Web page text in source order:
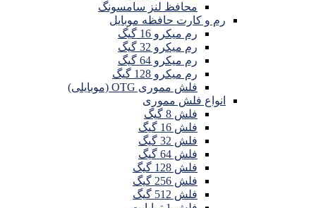
محافظ لنز سامسونگ
رم و کارت حافظه موبایل
رم میکرو 16 گیگ
رم میکرو 32 گیگ
رم میکرو 64 گیگ
رم میکرو 128 گیگ
فلش مموری OTG (موبایلی)
انواع فلش مموری
فلش 8 گیگ
فلش 16 گیگ
فلش 32 گیگ
فلش 64 گیگ
فلش 128 گیگ
فلش 256 گیگ
فلش 512 گیگ